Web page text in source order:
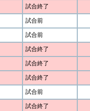
試合終了
試合前
試合前
試合終了
試合終了
試合終了
試合前
試合終了